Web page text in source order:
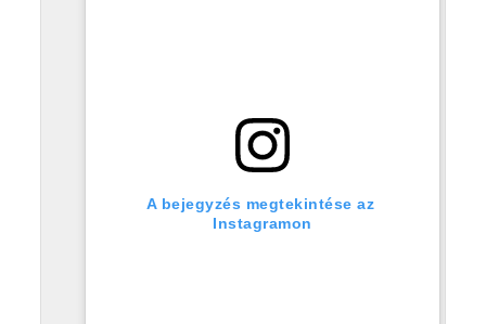
A bejegyzés megtekintése az
Instagramon